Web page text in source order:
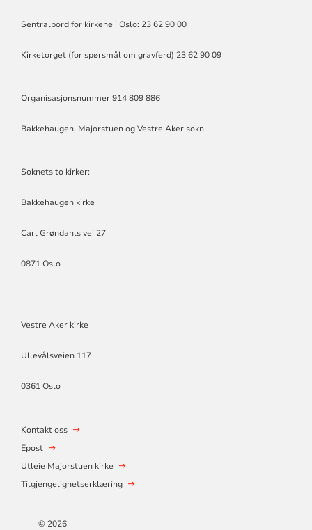
Sentralbord for kirkene i Oslo: 23 62 90 00
Kirketorget (for spørsmål om gravferd) 23 62 90 09
Organisasjonsnummer 914 809 886
Bakkehaugen, Majorstuen og Vestre Aker sokn
Soknets to kirker:
Bakkehaugen kirke
Carl Grøndahls vei 27
0871 Oslo
Vestre Aker kirke
Ullevålsveien 117
0361 Oslo
Kontakt oss
Epost
Utleie Majorstuen kirke
Tilgjengelighetserklæring
© 2026